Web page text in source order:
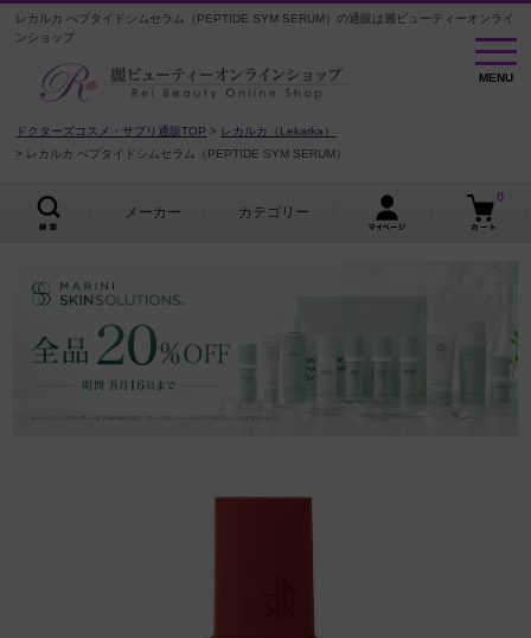
レカルカ ぺプタイドシムセラム（PEPTIDE SYM SERUM）の通販は麗ビューティーオンライ
ンショップ
MENU
MENU
ドクターズコスメ・サプリ通販TOP
レカルカ（Lekarka）
レカルカ ぺプタイドシムセラム（PEPTIDE SYM SERUM）
メーカー カテゴリー
0